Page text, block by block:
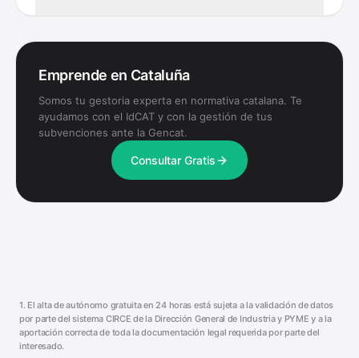
Emprende en Cataluña
Somos tu gestoria experta en normativa catalana. Te
ayudamos con el IdCAT y con la gestión de tus
subvenciones ante la Gencat.
Consultar Gratis
1. El alta de autónomo gratuita en 24 horas está sujeta a la validación de datos
por parte del sistema CIRCE de la Dirección General de Industria y PYME y a la
aportación correcta de toda la documentación legal requerida por parte del
interesado.